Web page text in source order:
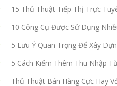
15 Thủ Thuật Tiếp Thị Trực
10 Công Cụ Được Sử Dụng
5 Lưu Ý Quan Trọng Để Xây
5 Cách Kiếm Thêm Thu Nhập
Thủ Thuật Bán Hàng Cực Hay